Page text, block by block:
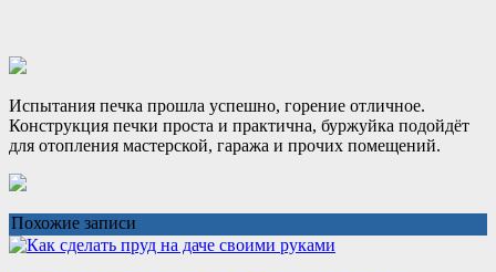
Испытания печка прошла успешно, горение отличное.
Конструкция печки проста и практична, буржуйка подойдёт
для отопления мастерской, гаража и прочих помещений.
Похожие записи